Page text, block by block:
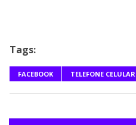
Tags:
FACEBOOK TELEFONE CELULAR